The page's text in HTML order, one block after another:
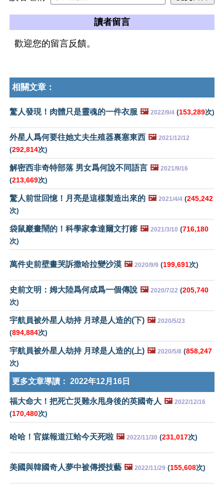
讀者留言
歡迎您的留言反饋。
相關文章：
驚人發現！肉體只是靈魂的一件衣服 🖼️ 2022/9/4 (153,289次)
外星人爲何要往她丈夫生殖器裏塞東西 🖼️ 2021/12/12
(292,814次)
解密西非奇特部落 男女爲何說不同語言 🖼️ 2021/9/16
(213,669次)
驚人前世回憶！月亮是這樣製造出來的 🖼️ 2021/4/4 (245,242
次)
袋鼠巖畫鬧的！科學家拿達爾文打鑔 🖼️ 2021/3/10 (716,180
次)
萬件史前壁畫哭訴撒哈拉變沙漠 🖼️ 2020/9/9 (199,691次)
史前文明：姆大陸爲何成爲一個傳說 🖼️ 2020/7/22 (205,740
次)
宇航員被外星人劫持 月球是人造的(下) 🖼️ 2020/5/23
(894,884次)
宇航員被外星人劫持 月球是人造的(上) 🖼️ 2020/5/8 (858,247
次)
更多文章導讀： 2022年12月16日
福大命大！把死亡災難永甩身後的英國奇人 🖼️ 2022/12/16
(170,480次)
哈哈！官媒報道江蛤今天死啦 🖼️ 2022/11/30 (231,017次)
美國與韓國奇人夢中被傳授技藝 🖼️ 2022/11/29 (155,608次)